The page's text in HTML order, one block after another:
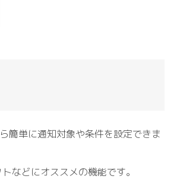
簡単に通知対象や条件を設定できま
などにオススメの機能です。